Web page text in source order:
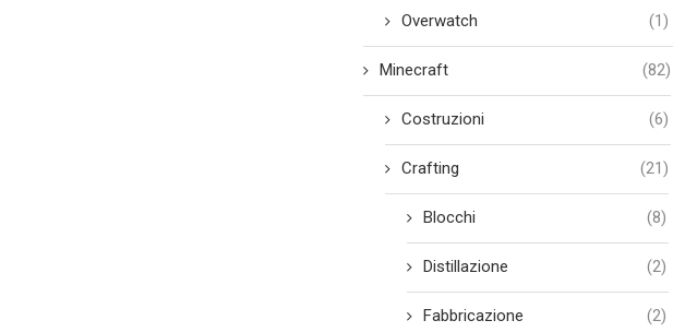
Overwatch (1)
Minecraft (82)
Costruzioni (6)
Crafting (21)
Blocchi (8)
Distillazione (2)
Fabbricazione (2)